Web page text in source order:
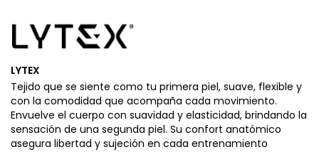
LYTEX
Tejido que se siente como tu primera piel, suave, flexible y
con la comodidad que acompaña cada movimiento.
Envuelve el cuerpo con suavidad y elasticidad, brindando la
sensación de una segunda piel. Su confort anatómico
asegura libertad y sujeción en cada entrenamiento